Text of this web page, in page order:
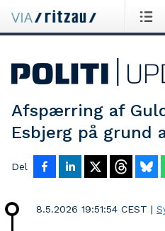
Afspærring af
Esbjerg på grund
Del
8.5.2026 19:51:54 CEST |